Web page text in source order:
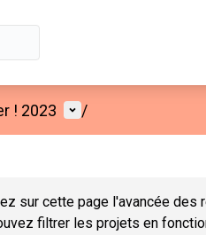
! 2023 Menu utilisateur
/
sur cette page l'avancée des
filtrer les projets en